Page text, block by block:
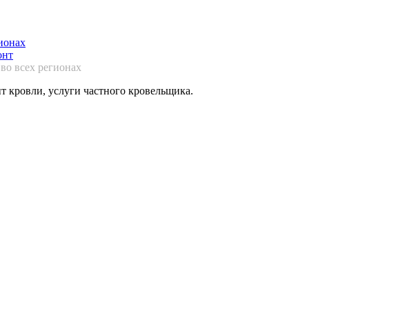
всех регионах
услуги частного кровельщика.